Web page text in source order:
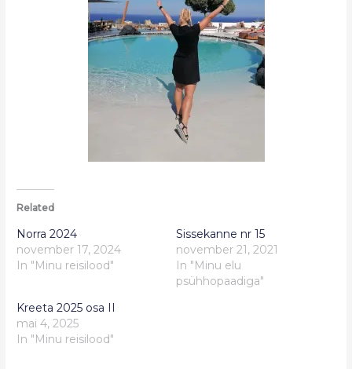
Related
Norra 2024
november 17, 2024
In "Minu reisilood"
Sissekanne nr 15
november 21, 2021
In "Minu elu
psühhopaadiga"
Kreeta 2025 osa II
mai 4, 2025
In "Minu reisilood"